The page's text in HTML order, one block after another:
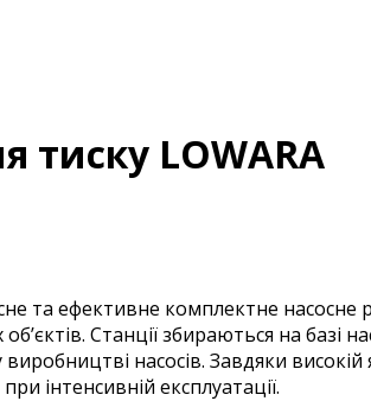
тиску LOWARA
та ефективне комплектне насосне
Станції збираються на базі
виробництві насосів. Завдяки високій
інтенсивній експлуатації.